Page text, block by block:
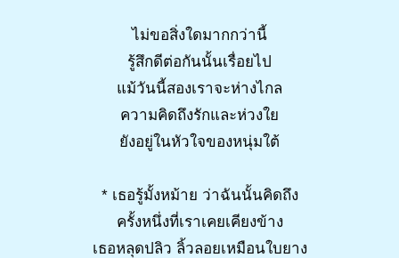
ไม่ขอสิ่งใดมากกว่านี้
รู้สึกดีต่อกันนั้นเรื่อยไป
แม้วันนี้สองเราจะห่างไกล
ความคิดถึงรักและห่วงใย
ยังอยู่ในหัวใจของหนุ่มใต้
* เธอรู้มั้งหม้าย ว่าฉันนั้นคิดถึง
ครั้งหนึ่งที่เราเคยเคียงข้าง
เธอหลุดปลิว ลิ้วลอยเหมือนใบยาง